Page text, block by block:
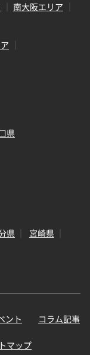
南大阪エリア
県
県
宮崎県
ント コラム記事
マップ